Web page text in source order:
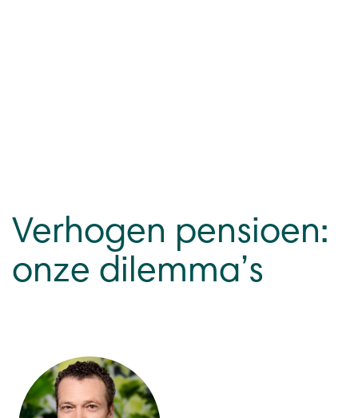
Verhogen pensioen:
onze dilemma’s